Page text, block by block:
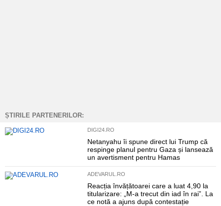
ȘTIRILE PARTENERILOR:
DIGI24.RO
Netanyahu îi spune direct lui Trump că
respinge planul pentru Gaza și lansează
un avertisment pentru Hamas
ADEVARUL.RO
Reacția învățătoarei care a luat 4,90 la
titularizare: „M-a trecut din iad în rai”. La
ce notă a ajuns după contestație